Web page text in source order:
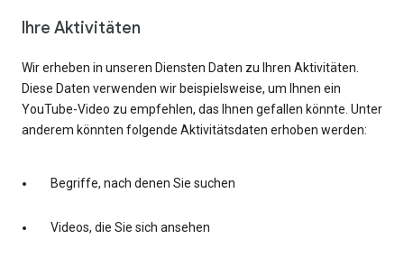
Ihre Aktivitäten
Wir erheben in unseren Diensten Daten zu Ihren Aktivitäten.
Diese Daten verwenden wir beispielsweise, um Ihnen ein
YouTube-Video zu empfehlen, das Ihnen gefallen könnte. Unter
anderem könnten folgende Aktivitätsdaten erhoben werden:
Begriffe, nach denen Sie suchen
Videos, die Sie sich ansehen